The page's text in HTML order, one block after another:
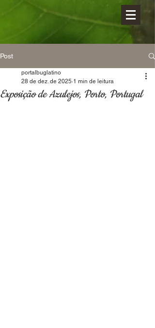
Post
Exposição de Azulejos, Porto, Portugal
portalbuglatino
28 de dez. de 2025 1 min de leitura